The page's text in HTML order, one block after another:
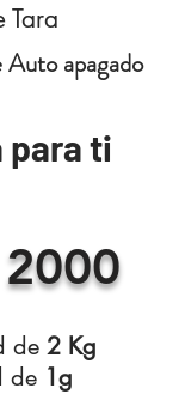
Tara
apagado
para ti
de 2 Kg
de 1g